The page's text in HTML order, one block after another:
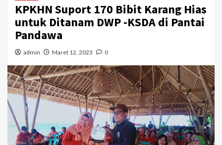
KPKHN Suport 170 Bibit Karang Hias
untuk Ditanam DWP -KSDA di Pantai
Pandawa
admin Maret 12, 2023 0